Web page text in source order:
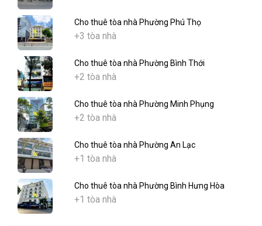
Cho thuê tòa nhà Phường Phú Thọ
+3 tòa nhà
Cho thuê tòa nhà Phường Bình Thới
+2 tòa nhà
Cho thuê tòa nhà Phường Minh Phụng
+2 tòa nhà
Cho thuê tòa nhà Phường An Lạc
+1 tòa nhà
Cho thuê tòa nhà Phường Bình Hưng Hòa
+1 tòa nhà